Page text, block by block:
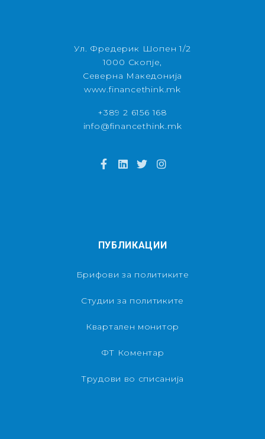
Ул. Фредерик Шопен 1/2
1000 Скопје,
Северна Македонија
www.financethink.mk
+389 2 6156 168
info@financethink.mk
ПУБЛИКАЦИИ
Брифови за политиките
Студии за политиките
Квартален монитор
ФТ Коментар
Трудови во списанија